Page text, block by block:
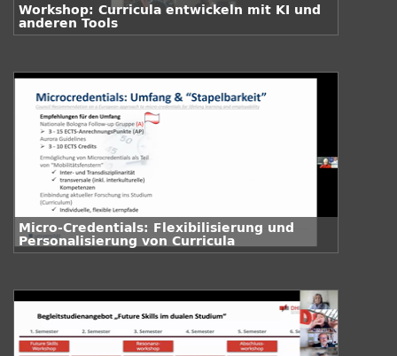
Workshop: Curricula entwickeln mit KI und
anderen Tools
Micro-Credentials: Flexibilisierung und
Personalisierung von Curricula